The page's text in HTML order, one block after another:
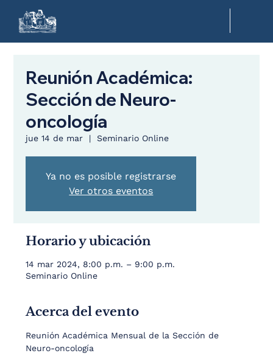
Reunión Académica:
Sección de Neuro-
oncología
jue 14 de mar
  |
Seminario Online
Ya no es posible registrarse
Ver otros eventos
Horario y ubicación
14 mar 2024, 8:00 p.m. – 9:00 p.m.
Seminario Online
Acerca del evento
Reunión Académica Mensual de la Sección de
Neuro-oncología